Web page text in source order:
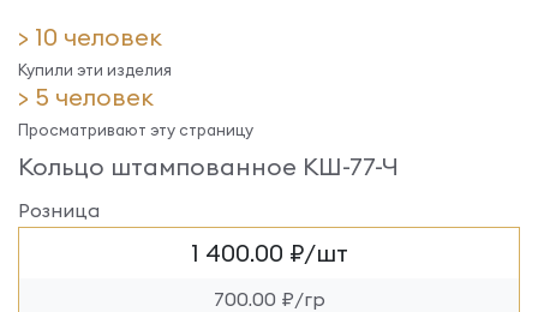
> 10 человек
Купили эти изделия
> 5 человек
Просматривают эту страницу
Кольцо штампованное КШ-77-Ч
Розница
1 400.00 ₽/шт
700.00 ₽/гр